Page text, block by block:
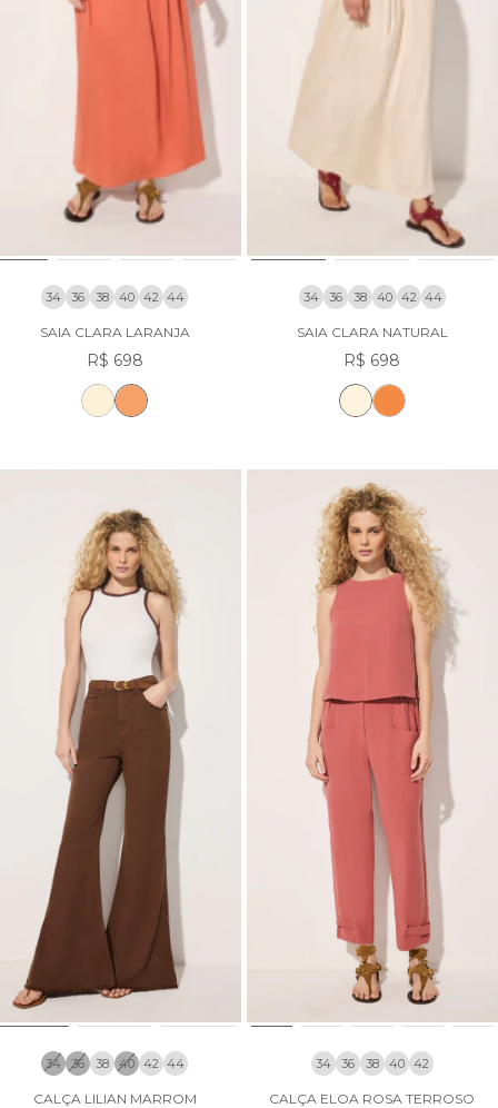
34 36 38 40 42 44
SAIA CLARA LARANJA
R$ 698
34 36 38 40 42 44
SAIA CLARA NATURAL
R$ 698
34 36 38 40 42 44
CALÇA LILIAN MARROM
34 36 38 40 42
CALÇA ELOA ROSA TERROSO